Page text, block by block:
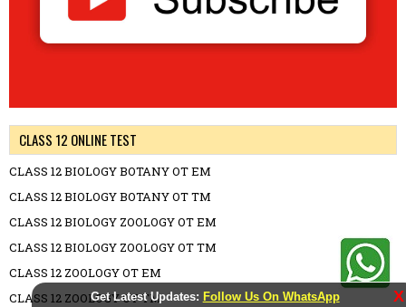
Get Latest Updates: Follow Us On WhatsApp X
CLASS 12 ONLINE TEST
CLASS 12 BIOLOGY BOTANY OT EM
CLASS 12 BIOLOGY BOTANY OT TM
CLASS 12 BIOLOGY ZOOLOGY OT EM
CLASS 12 BIOLOGY ZOOLOGY OT TM
CLASS 12 ZOOLOGY OT EM
CLASS 12 ZOOLOGY OT TM